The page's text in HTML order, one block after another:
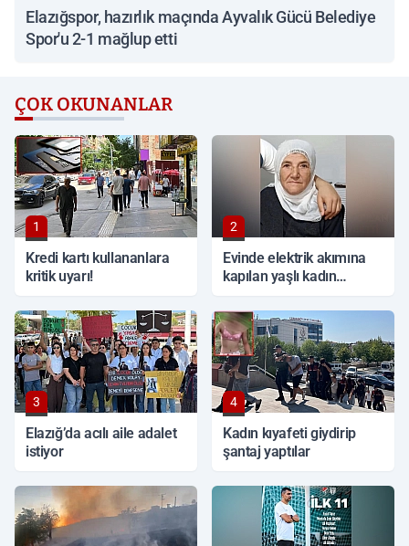
Elazığspor, hazırlık maçında Ayvalık Gücü Belediye
Spor'u 2-1 mağlup etti
ÇOK OKUNANLAR
1
Kredi kartı kullananlara
kritik uyarı!
2
Evinde elektrik akımına
kapılan yaşlı kadın
3
Elazığ’da acılı aile adalet
istiyor
4
Kadın kıyafeti giydirip
şantaj yaptılar